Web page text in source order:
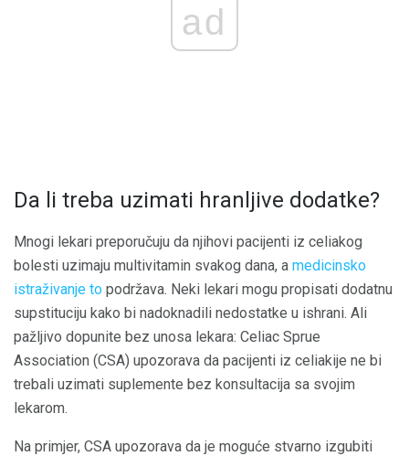
ad
Da li treba uzimati hranljive dodatke?
Mnogi lekari preporučuju da njihovi pacijenti iz celiakog
bolesti uzimaju multivitamin svakog dana, a medicinsko
istraživanje to podržava. Neki lekari mogu propisati dodatnu
supstituciju kako bi nadoknadili nedostatke u ishrani. Ali
pažljivo dopunite bez unosa lekara: Celiac Sprue
Association (CSA) upozorava da pacijenti iz celiakije ne bi
trebali uzimati suplemente bez konsultacija sa svojim
lekarom.
Na primjer, CSA upozorava da je moguće stvarno izgubiti